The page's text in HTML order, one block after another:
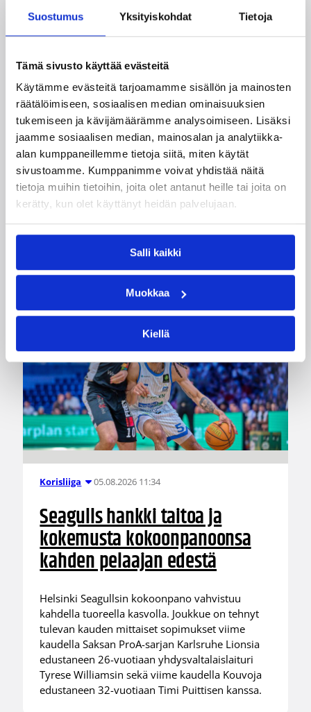
Suostumus Yksityiskohdat Tietoja
Tämä sivusto käyttää evästeitä
Käytämme evästeitä tarjoamamme sisällön ja mainosten
räätälöimiseen, sosiaalisen median ominaisuuksien
tukemiseen ja kävijämäärämme analysoimiseen. Lisäksi
jaamme sosiaalisen median, mainosalan ja analytiikka-
alan kumppaneillemme tietoja siitä, miten käytät
sivustoamme. Kumppanimme voivat yhdistää näitä
tietoja muihin tietoihin, joita olet antanut heille tai joita on
kerätty, kun olet käyttänyt heidän palvelujaan.
Salli kaikki
Muokkaa
Kiellä
Yleiset06.08.2026 09:31
3×3-koripallon Suomen
mestarit edustavat Suomea
viikonloppuna Nordic Cupissa
Suomen 3×3-koripallon tuoreet Suomen
Kööpenhaminassa pelattavaan Nordic Cupiin.
Korisliiga 05.08.2026 11:34
Seagulls hankki taitoa ja
kokemusta kokoonpanoonsa
kahden pelaajan edestä
Helsinki Seagullsin kokoonpano vahvistuu
kahdella tuoreella kasvolla. Joukkue on tehnyt
tulevan kauden mittaiset sopimukset viime
kaudella Saksan ProA-sarjan Karlsruhe Lionsia
edustaneen 26-vuotiaan yhdysvaltalaislaituri
Tyrese Williamsin sekä viime kaudella Kouvoja
edustaneen 32-vuotiaan Timi Puittisen kanssa.